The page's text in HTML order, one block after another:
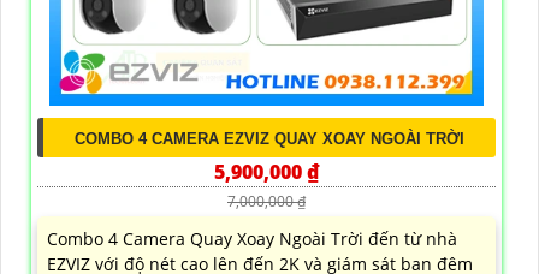
COMBO 4 CAMERA EZVIZ QUAY XOAY NGOÀI TRỜI
5,900,000 ₫
7,000,000 ₫
Combo 4 Camera Quay Xoay Ngoài Trời đến từ nhà
EZVIZ với độ nét cao lên đến 2K và giám sát ban đêm